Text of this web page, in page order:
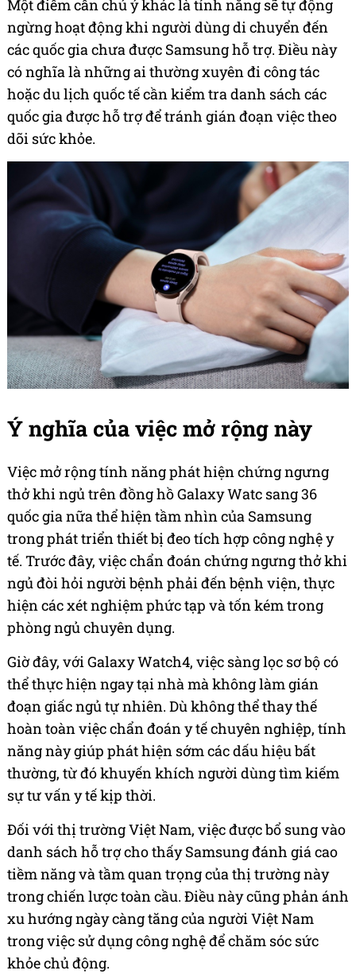
Một điểm cần chú ý khác là tính năng sẽ tự động
ngừng hoạt động khi người dùng di chuyển đến
các quốc gia chưa được Samsung hỗ trợ. Điều này
có nghĩa là những ai thường xuyên đi công tác
hoặc du lịch quốc tế cần kiểm tra danh sách các
quốc gia được hỗ trợ để tránh gián đoạn việc theo
dõi sức khỏe.
Ý nghĩa của việc mở rộng này
Việc mở rộng tính năng phát hiện chứng ngưng
thở khi ngủ trên đồng hồ Galaxy Watc sang 36
quốc gia nữa thể hiện tầm nhìn của Samsung
trong phát triển thiết bị đeo tích hợp công nghệ y
tế. Trước đây, việc chẩn đoán chứng ngưng thở khi
ngủ đòi hỏi người bệnh phải đến bệnh viện, thực
hiện các xét nghiệm phức tạp và tốn kém trong
phòng ngủ chuyên dụng.
Giờ đây, với Galaxy Watch4, việc sàng lọc sơ bộ có
thể thực hiện ngay tại nhà mà không làm gián
đoạn giấc ngủ tự nhiên. Dù không thể thay thế
hoàn toàn việc chẩn đoán y tế chuyên nghiệp, tính
năng này giúp phát hiện sớm các dấu hiệu bất
thường, từ đó khuyến khích người dùng tìm kiếm
sự tư vấn y tế kịp thời.
Đối với thị trường Việt Nam, việc được bổ sung vào
danh sách hỗ trợ cho thấy Samsung đánh giá cao
tiềm năng và tầm quan trọng của thị trường này
trong chiến lược toàn cầu. Điều này cũng phản ánh
xu hướng ngày càng tăng của người Việt Nam
trong việc sử dụng công nghệ để chăm sóc sức
khỏe chủ động.